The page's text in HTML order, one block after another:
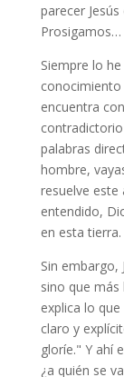
parecer
Prosigamos…
Siempre lo
encuentra
palabras
hombre,
resuelve
entendido,
en esta
Sin embargo,
sino que
explica lo
claro y
gloríe." Y ahí
¿a quién se